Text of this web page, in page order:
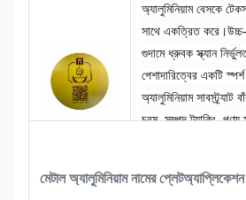
অ্যালুমিনিয়াম বেসকে
সাথে একত্রিত
গুদামে ধ্রুবক স্ক্যান
পেশাদারিত্বের একটি
অ্যালুমিনিয়াম সাবস্ট্র্যাট
চরম. সম্পদ ট্র্যাকিং, পণ্য
সিন্থেটিক লেবেল
মেটাল অ্যালুমিনিয়াম নামের প্লেটঅ্যাপ্লিকেশন